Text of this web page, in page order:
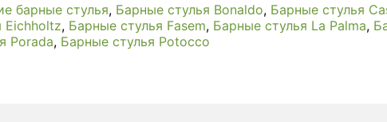
барные стулья, Барные стулья Bonaldo, Барные стулья
Eichholtz, Барные стулья Fasem, Барные стулья La Palma,
Porada, Барные стулья Potocco